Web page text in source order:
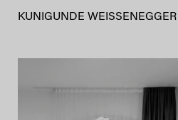
KUNIGUNDE WEISSENEGGER